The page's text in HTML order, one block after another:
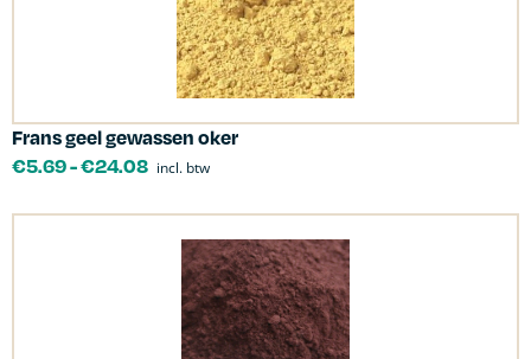
Frans geel gewassen oker
€5.69-€24.08 incl. btw